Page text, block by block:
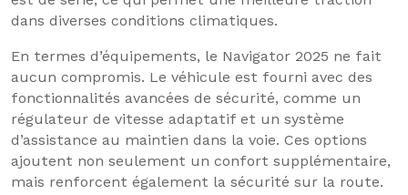
dans diverses conditions climatiques.
En termes d’équipements, le Navigator 2025 ne fait
aucun compromis. Le véhicule est fourni avec des
fonctionnalités avancées de sécurité, comme un
régulateur de vitesse adaptatif et un système
d’assistance au maintien dans la voie. Ces options
ajoutent non seulement un confort supplémentaire,
mais renforcent également la sécurité sur la route.